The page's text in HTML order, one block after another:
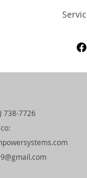
738-7726